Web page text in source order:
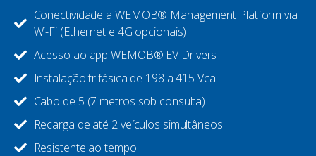
Conectividade a WEMOB® Management Platform via
Wi-Fi (Ethernet e 4G opcionais)
Acesso ao app WEMOB® EV Drivers
Instalação trifásica de 198 a 415 Vca
Cabo de 5 (7 metros sob consulta)
Recarga de até 2 veículos simultâneos
Resistente ao tempo